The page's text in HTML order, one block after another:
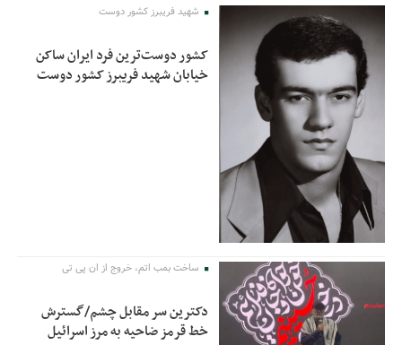
شهید فریبرز کشور دوست
کشور دوست‌ترین فرد ایران ساکن
خیابان شهید فریبرز کشور دوست
ساخت بمب اتم، خروج از ان پی تی
دکترین سر مقابل چشم/گسترش
خط قرمز ضاحیه به مرز اسرائیل